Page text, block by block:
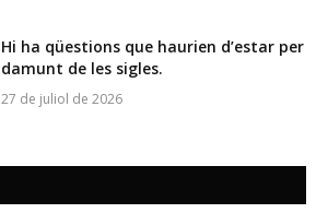
Hi ha qüestions que haurien d’estar per
damunt de les sigles.
27 de juliol de 2026